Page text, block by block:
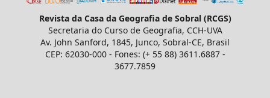
Revista da Casa da Geografia de Sobral (RCGS)
Secretaria do Curso de Geografia, CCH-UVA
Av. John Sanford, 1845, Junco, Sobral-CE, Brasil
CEP: 62030-000 - Fones: (+ 55 88) 3611.6887 -
3677.7859